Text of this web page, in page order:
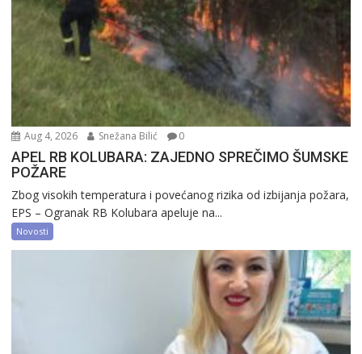
Aug 4, 2026 Snežana Bilić 0
APEL RB KOLUBARA: ZAJEDNO SPREČIMO ŠUMSKE
POŽARE
Zbog visokih temperatura i povećanog rizika od izbijanja požara,
EPS – Ogranak RB Kolubara apeluje na...
Novosti